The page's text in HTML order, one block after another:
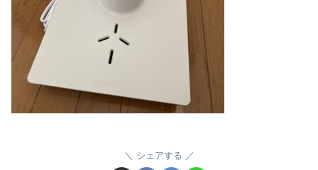
シェアする